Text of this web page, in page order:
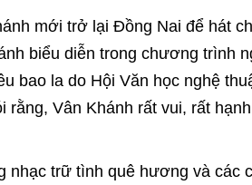
mới trở lại Đồng Nai để hát
biểu diễn trong chương trình
bao la do Hội Văn học nghệ
rằng, Vân Khánh rất vui, rất
nhạc trữ tình quê hương và các